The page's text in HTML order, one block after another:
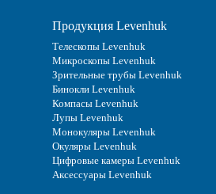
Продукция Levenhuk
Телескопы Levenhuk
Микроскопы Levenhuk
Зрительные трубы Levenhuk
Бинокли Levenhuk
Компасы Levenhuk
Лупы Levenhuk
Монокуляры Levenhuk
Окуляры Levenhuk
Цифровые камеры Levenhuk
Аксессуары Levenhuk